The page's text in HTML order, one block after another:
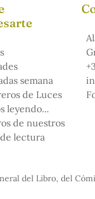
semana
de Luces
leyendo...
de nuestros
lectura
del Libro, del